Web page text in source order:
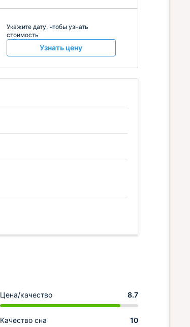
Укажите дату, чтобы узнать
стоимость
Узнать цену
Цена/качество 8.7
Качество сна 10